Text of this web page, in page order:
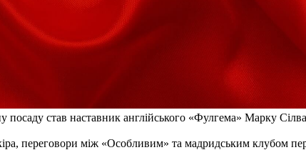
став наставник англійського «Фулгема» Марку
переговори між «Особливим» та мадридським клубом